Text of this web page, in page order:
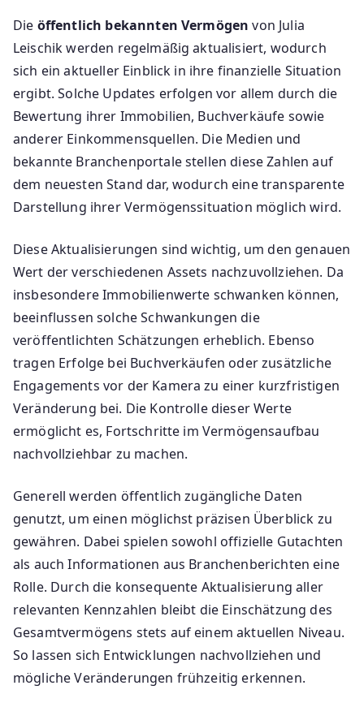
Die öffentlich bekannten Vermögen von Julia
Leischik werden regelmäßig aktualisiert, wodurch
sich ein aktueller Einblick in ihre finanzielle Situation
ergibt. Solche Updates erfolgen vor allem durch die
Bewertung ihrer Immobilien, Buchverkäufe sowie
anderer Einkommensquellen. Die Medien und
bekannte Branchenportale stellen diese Zahlen auf
dem neuesten Stand dar, wodurch eine transparente
Darstellung ihrer Vermögenssituation möglich wird.
Diese Aktualisierungen sind wichtig, um den genauen
Wert der verschiedenen Assets nachzuvollziehen. Da
insbesondere Immobilienwerte schwanken können,
beeinflussen solche Schwankungen die
veröffentlichten Schätzungen erheblich. Ebenso
tragen Erfolge bei Buchverkäufen oder zusätzliche
Engagements vor der Kamera zu einer kurzfristigen
Veränderung bei. Die Kontrolle dieser Werte
ermöglicht es, Fortschritte im Vermögensaufbau
nachvollziehbar zu machen.
Generell werden öffentlich zugängliche Daten
genutzt, um einen möglichst präzisen Überblick zu
gewähren. Dabei spielen sowohl offizielle Gutachten
als auch Informationen aus Branchenberichten eine
Rolle. Durch die konsequente Aktualisierung aller
relevanten Kennzahlen bleibt die Einschätzung des
Gesamtvermögens stets auf einem aktuellen Niveau.
So lassen sich Entwicklungen nachvollziehen und
mögliche Veränderungen frühzeitig erkennen.